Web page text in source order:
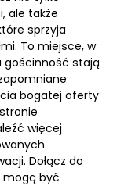
ale także
sprzyja
To miejsce, w
gościnność stają
bogatej oferty
więcej
Dołącz do
mogą być